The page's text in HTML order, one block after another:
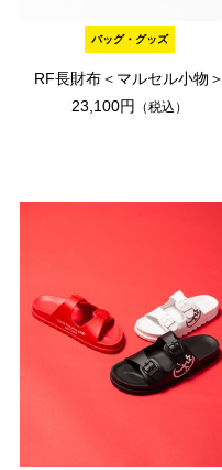
バッグ・グッズ
RF長財布＜マルセル小物＞
23,100円
（税込）